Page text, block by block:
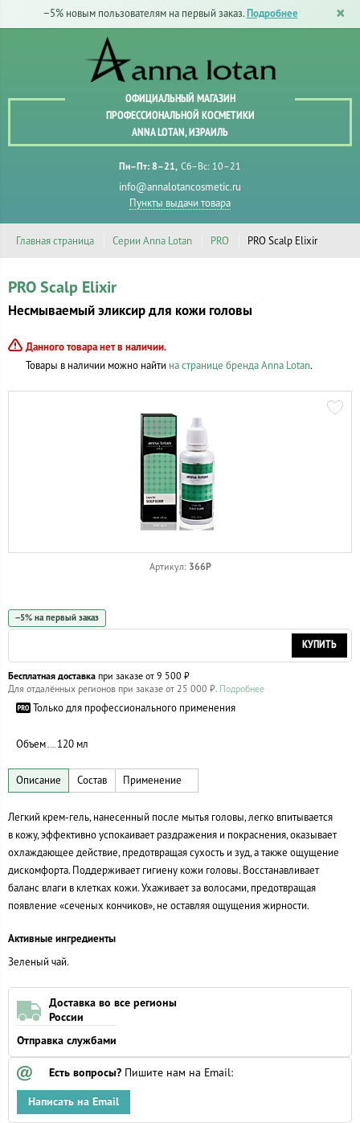
−5% новым пользователям на первый заказ. Подробнее
ОФИЦИАЛЬНЫЙ МАГАЗИН
ПРОФЕССИОНАЛЬНОЙ КОСМЕТИКИ
ANNA LOTAN, ИЗРАИЛЬ
Пн–Пт: 8–21 Сб–Вс: 10–21
info@annalotancosmetic.ru
Пункты выдачи товара
Главная страница Серии Anna Lotan PRO PRO Scalp Elixir
PRO Scalp Elixir
Несмываемый эликсир для кожи головы
Данного товара нет в наличии.
Товары в наличии можно найти на странице бренда Anna Lotan.
Артикул: 366P
−5% на первый заказ
КУПИТЬ
Бесплатная доставка при заказе от 9 500 ₽
Для отдалённых регионов при заказе от 25 000 ₽. Подробнее
Только для профессионального применения
Объем 120 мл
Легкий крем-гель, нанесенный после мытья головы, легко впитывается
в кожу, эффективно успокаивает раздражения и покраснения, оказывает
охлаждающее действие, предотвращая сухость и зуд, а также ощущение
дискомфорта. Поддерживает гигиену кожи головы. Восстанавливает
баланс влаги в клетках кожи. Ухаживает за волосами, предотвращая
появление «сеченых кончиков», не оставляя ощущения жирности.
Активные ингредиенты
Зеленый чай.
Доставка во все регионы
России
Отправка службами
Есть вопросы? Пишите нам на Email:
Написать на Email